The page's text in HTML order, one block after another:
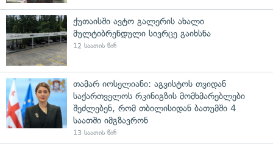
ქუთაისში ავტო გალერის ახალი
მულტიბრენდული სივრცე გაიხსნა
12 საათის წინ
თამარ იოსელიანი: აგვისტოს თვიდან
საქართველოს რკინიგზის მომხმარებლები
შეძლებენ, რომ თბილისიდან ბათუმში 4
საათში იმგზავრონ
13 საათის წინ